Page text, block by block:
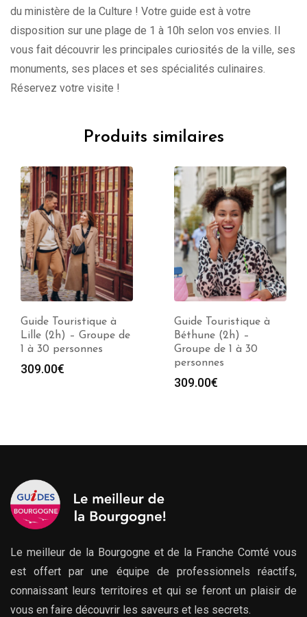
du ministère de la Culture ! Votre guide est à votre
disposition sur une plage de 1 à 10h selon vos envies. Il
vous fait découvrir les principales curiosités de la ville, ses
monuments, ses places et ses spécialités culinaires.
Réservez votre visite !
Produits similaires
Guide Touristique à
Lille (2h) – Groupe de
1 à 30 personnes
309.00€
Guide Touristique à
Béthune (2h) –
Groupe de 1 à 30
personnes
309.00€
Le meilleur de la Bourgogne et de la Franche Comté vous
est offert par une équipe de professionnels réactifs,
connaissant leurs territoires et qui se feront un plaisir de
vous en faire découvrir les saveurs et les secrets.